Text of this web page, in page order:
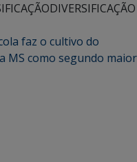
DIVERSIFICAÇÃO
faz o cultivo do
MS como segundo maior